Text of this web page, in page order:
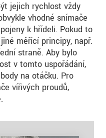
jejich rychlost vždy
vhodné snímače
k hřídeli. Pokud to
měřící principy, např.
straně. Aby bylo
v tomto uspořádání,
na otáčku. Pro
vířivých proudů,